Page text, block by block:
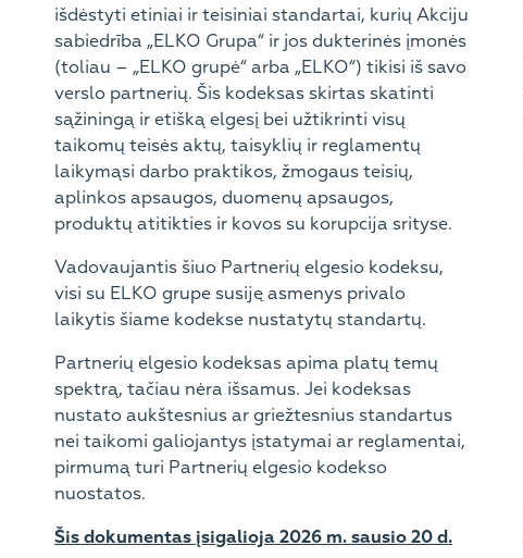
išdėstyti etiniai ir teisiniai standartai, kurių Akciju
sabiedrība „ELKO Grupa“ ir jos dukterinės įmonės
(toliau – „ELKO grupė“ arba „ELKO“) tikisi iš savo
verslo partnerių. Šis kodeksas skirtas skatinti
sąžiningą ir etišką elgesį bei užtikrinti visų
taikomų teisės aktų, taisyklių ir reglamentų
laikymąsi darbo praktikos, žmogaus teisių,
aplinkos apsaugos, duomenų apsaugos,
produktų atitikties ir kovos su korupcija srityse.
Vadovaujantis šiuo Partnerių elgesio kodeksu,
visi su ELKO grupe susiję asmenys privalo
laikytis šiame kodekse nustatytų standartų.
Partnerių elgesio kodeksas apima platų temų
spektrą, tačiau nėra išsamus. Jei kodeksas
nustato aukštesnius ar griežtesnius standartus
nei taikomi galiojantys įstatymai ar reglamentai,
pirmumą turi Partnerių elgesio kodekso
nuostatos.
Šis dokumentas įsigalioja 2026 m. sausio 20 d.